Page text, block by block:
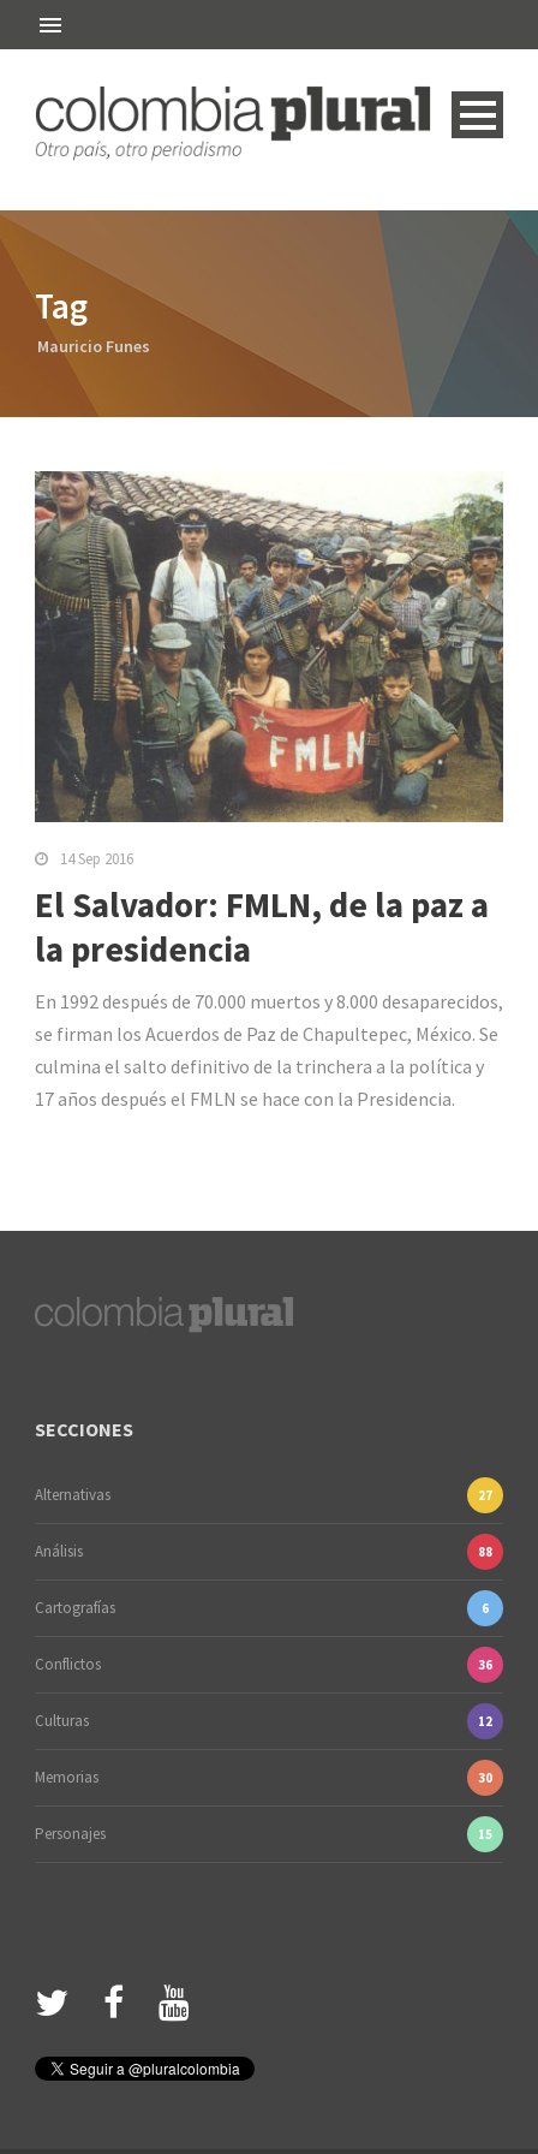
Tag
Mauricio Funes
14 Sep 2016
El Salvador: FMLN, de la paz a
la presidencia
En 1992 después de 70.000 muertos y 8.000 desaparecidos,
se firman los Acuerdos de Paz de Chapultepec, México. Se
culmina el salto definitivo de la trinchera a la política y
17 años después el FMLN se hace con la Presidencia.
SECCIONES
Alternativas 27
Análisis 88
Cartografías 6
Conflictos 36
Culturas 12
Memorias 30
Personajes 15